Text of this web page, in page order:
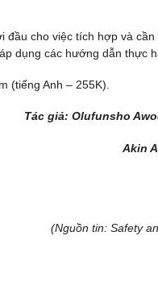
cho việc tích hợp và
dụng các hướng dẫn thực
(tiếng Anh – 255K).
Tác giả: Olufunsho
Akin
(Nguồn tin: Safety